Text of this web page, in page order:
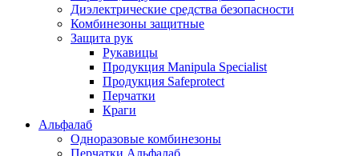
Диэлектрические средства безопасности
Комбинезоны защитные
Защита рук
Рукавицы
Продукция Manipula Specialist
Продукция Safeprotect
Перчатки
Краги
Альфалаб
Одноразовые комбинезоны
Перчатки Альфалаб